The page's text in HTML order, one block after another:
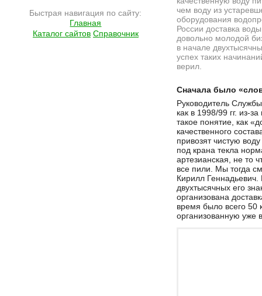
Быстрая навигация по сайту:
Главная
Каталог сайтов Справочник
чем воду из
оборудования
России доставка
довольно молодой
в начале
успех таких
верил.
Сначала было
Руководитель
как в 1998/99 гг. из-
такое понятие, как
качественного
привозят чистую
под крана текла
артезианская, не то
все пили. Мы тогда
Кирилл
двухтысячных его
организована
время было всего 50
организованную уже